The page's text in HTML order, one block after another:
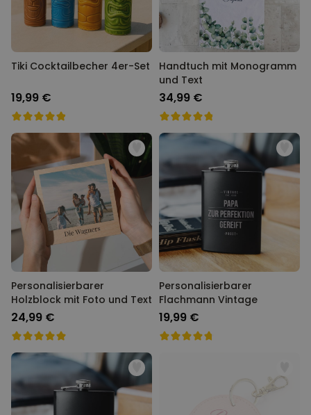
Tiki Cocktailbecher 4er-Set
19,99 €
Handtuch mit Monogramm
und Text
34,99 €
Personalisierbarer
Holzblock mit Foto und Text
24,99 €
Personalisierbarer
Flachmann Vintage
19,99 €